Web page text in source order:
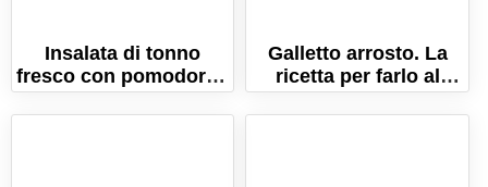
Insalata di tonno
fresco con pomodorini
e olive (Ricetta per
l'estate!)
Galletto arrosto. La
ricetta per farlo al
forno con le patate!